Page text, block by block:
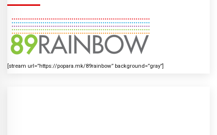
[stream url=”https://popara.mk/89rainbow” background=”gray”]